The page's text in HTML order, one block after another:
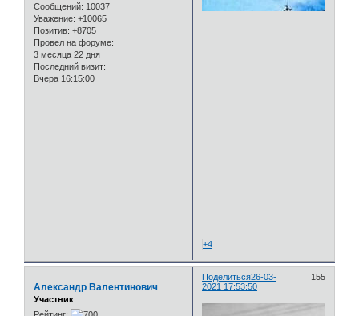
Сообщений: 10037
Уважение: +10065
Позитив: +8705
Провел на форуме:
3 месяца 22 дня
Последний визит:
Вчера 16:15:00
+4
Поделиться 155
26-03-
2021 17:53:50
Александр Валентинович
Участник